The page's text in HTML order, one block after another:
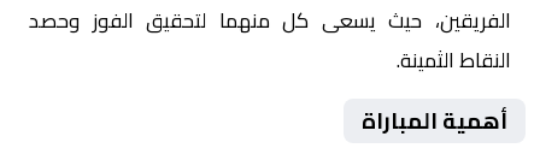
الفريقين، حيث يسعى كل منهما لتحقيق الفوز وحصد
النقاط الثمينة.
أهمية المباراة